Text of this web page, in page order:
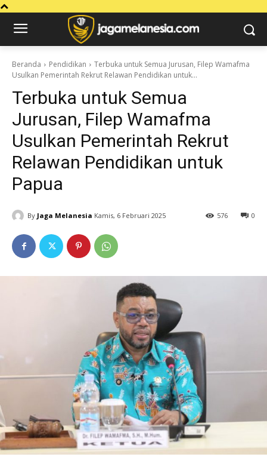
Beranda Pendidikan
Terbuka untuk Semua Jurusan, Filep Wamafma
Usulkan Pemerintah Rekrut Relawan Pendidikan untuk...
Terbuka untuk Semua
Jurusan, Filep Wamafma
Usulkan Pemerintah Rekrut
Relawan Pendidikan untuk
Papua
By Jaga Melanesia Kamis, 6 Februari 2025 0
576